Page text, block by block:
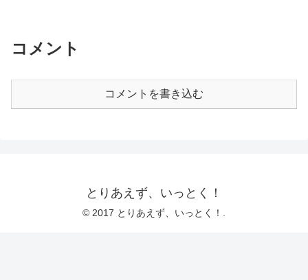
コメント
コメントを書き込む
とりあえず、いっとく！
© 2017 とりあえず、いっとく！.